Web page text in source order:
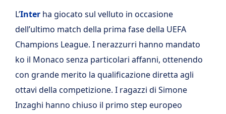
L’Inter ha giocato sul velluto in occasione
dell’ultimo match della prima fase della UEFA
Champions League. I nerazzurri hanno mandato
ko il Monaco senza particolari affanni, ottenendo
con grande merito la qualificazione diretta agli
ottavi della competizione. I ragazzi di Simone
Inzaghi hanno chiuso il primo step europeo